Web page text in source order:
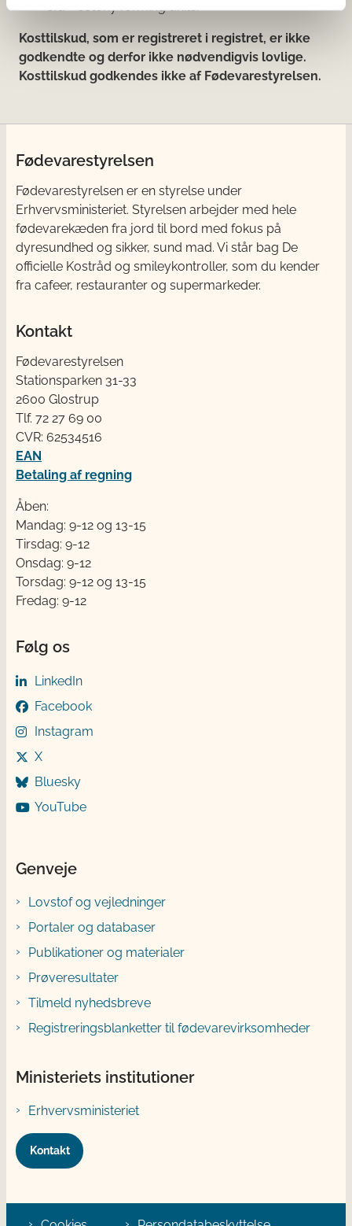
Kosttilskud, som er registreret i registret, er ikke
godkendte og derfor ikke nødvendigvis lovlige.
Kosttilskud godkendes ikke af Fødevarestyrelsen.
Fødevarestyrelsen
Fødevarestyrelsen er en styrelse under
Erhvervsministeriet. Styrelsen arbejder med hele
fødevarekæden fra jord til bord med fokus på
dyresundhed og sikker, sund mad. Vi står bag De
officielle Kostråd og smileykontroller, som du kender
fra cafeer, restauranter og supermarkeder.
Kontakt
Fødevarestyrelsen
Stationsparken 31-33
2600 Glostrup
Tlf. 72 2​​​7 69 00
CVR: 62534516
EAN
Betaling af regning
Åben:
Mandag: 9-12 og 13-15
Tirsdag: 9-12
Onsdag: 9-12
Torsdag: 9-12 og 13-15
Fredag: 9-12
Følg os
LinkedIn
Facebook
Instagram
X
Bluesky
YouTube
Genveje
Lovstof og vejledninger
Portaler og databaser
Publikationer og materialer
Prøveresultater
Tilmeld nyhedsbreve
Registreringsblanketter til fødevarevirksomheder
Ministeriets institutioner
Erhvervsministeriet
Kontakt